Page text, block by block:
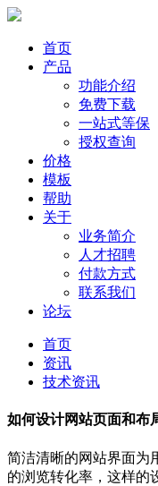
首页
产品
功能介绍
免费下载
一站式等保
授权查询
价格
模板
帮助
关于
业务简介
人才招聘
付款方式
联系我们
论坛
首页
资讯
技术资讯
如何设计网站页面和布
简洁清晰的网站界面为
的浏览转化率，这样的